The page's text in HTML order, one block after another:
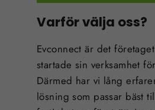
Varför välja oss?
Evconnect är det
startade sin verksamhet
Därmed har vi lång
lösning som passar bäst